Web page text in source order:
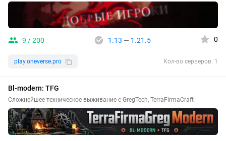
9 / 200 1.13 — 1.21.5 0
play.oneverse.pro Кол-во серверов: 1
Bl-modern: TFG
Сложнейшее техническое выживание с GregTech, TerraFirmaCraft